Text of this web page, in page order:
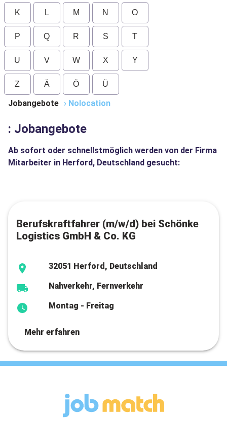
K L M N O
P Q R S T
U V W X Y
Z Ä Ö Ü
Jobangebote › Nolocation
: Jobangebote
Ab sofort oder schnellstmöglich werden von der Firma
Mitarbeiter in Herford, Deutschland gesucht:
Berufskraftfahrer (m/w/d) bei Schönke
Logistics GmbH & Co. KG
32051 Herford, Deutschland
Nahverkehr, Fernverkehr
Montag - Freitag
Mehr erfahren